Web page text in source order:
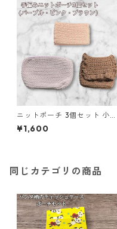
ニットポーチ 3個セット 小物
入れ n55 化粧ポーチ ハンドメ
イド ギフト
¥1,600
同じカテゴリの商品